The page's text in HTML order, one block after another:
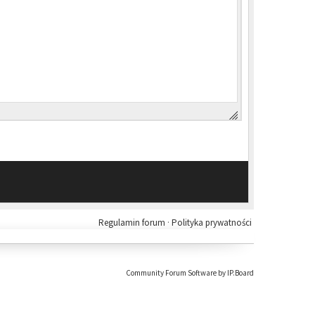
Polityka prywatności
Regulamin forum ·
Community Forum Software by IP.Board